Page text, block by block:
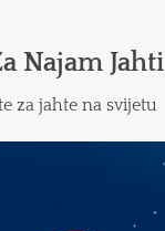
Najam Jahti
za jahte na svijetu